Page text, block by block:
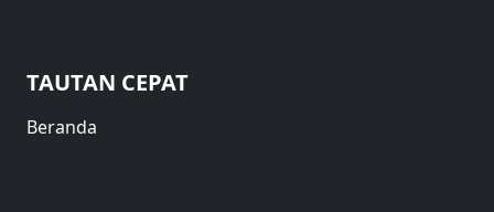
TAUTAN CEPAT
Beranda